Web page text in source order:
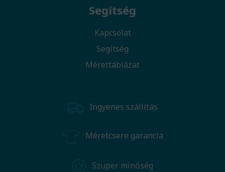
Segítség
Kapcsolat
Segítség
Mérettáblázat
Ingyenes szállítás
Méretcsere garancia
Szuper minőség